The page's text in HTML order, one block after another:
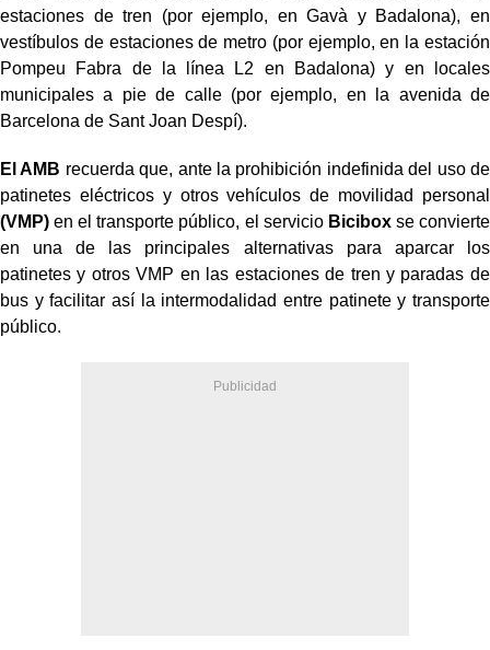
estaciones de tren (por ejemplo, en Gavà y Badalona), en
vestíbulos de estaciones de metro (por ejemplo, en la estación
Pompeu Fabra de la línea L2 en Badalona) y en locales
municipales a pie de calle (por ejemplo, en la avenida de
Barcelona de Sant Joan Despí).
El AMB recuerda que, ante la prohibición indefinida del uso de
patinetes eléctricos y otros vehículos de movilidad personal
(VMP) en el transporte público, el servicio Biciboxse convierte
en una de las principales alternativas para aparcar los
patinetes y otros VMP en las estaciones de tren y paradas de
bus y facilitar así la intermodalidad entre patinete y transporte
público.